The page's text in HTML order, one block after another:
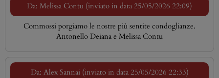
Da: Melissa Contu (inviato in data 25/05/2026 22:09)
Commossi porgiamo le nostre più sentite condoglianze.
Antonello Deiana e Melissa Contu
Da: Alex Sannai (inviato in data 25/05/2026 22:33)